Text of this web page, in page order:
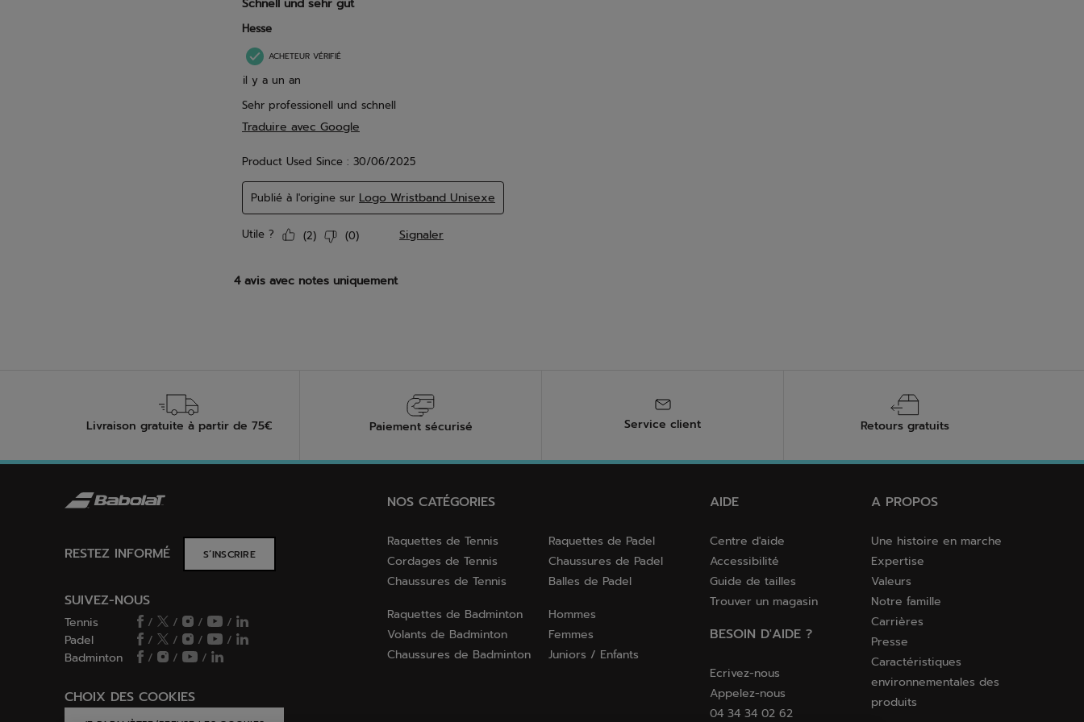
Livraison gratuite à partir de 75€ Paiement sécurisé Service client Retours gratuits
RESTEZ INFORMÉ S’INSCRIRE
SUIVEZ-NOUS
Tennis / / /
/
Padel
/ / /
/
Badminton
/ / /
CHOIX DES COOKIES
NOS CATÉGORIES
Raquettes de Tennis
Cordages de Tennis
Chaussures de Tennis
Raquettes de Padel
Chaussures de Padel
Balles de Padel
Raquettes de Badminton
Volants de Badminton
Chaussures de Badminton
Hommes
Femmes
Juniors / Enfants
AIDE
Centre d'aide
Accessibilité
Guide de tailles
Trouver un magasin
BESOIN D'AIDE ?
Ecrivez-nous
Appelez-nous
04 34 34 02 62
A PROPOS
Une histoire en marche
Expertise
Valeurs
Notre famille
Carrières
Presse
Caractéristiques
environnementales des
produits